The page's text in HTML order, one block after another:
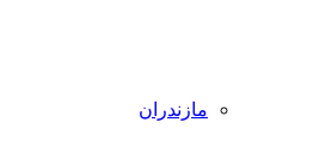
مازندران